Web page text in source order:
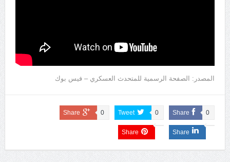
المصدر: الصفحة الرسمية للمتحدث العسكري – فيس بوك
Share 0
Tweet 0
Share 0
Share
Share